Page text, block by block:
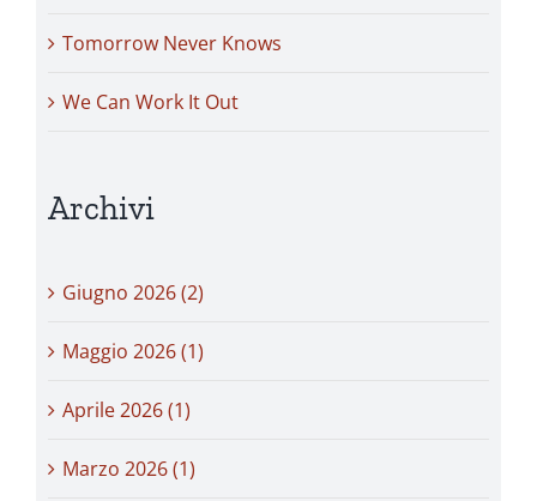
Tomorrow Never Knows
We Can Work It Out
Archivi
Giugno 2026 (2)
Maggio 2026 (1)
Aprile 2026 (1)
Marzo 2026 (1)